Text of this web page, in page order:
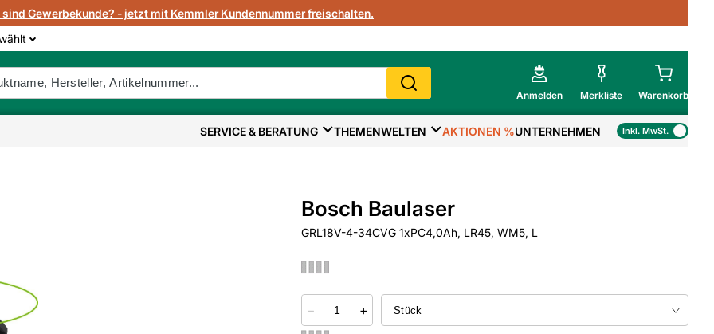
sind Gewerbekunde? - jetzt mit Kemmler Kundennummer freischalten.
Anmelden Merkliste Warenkorb
Mein Warenkorb
Zur Kasse
SERVICE & BERATUNG THEMENWELTEN AKTIONEN %UNTERNEHMEN Inkl. MwSt.
Bosch Baulaser
GRL18V-4-34CVG 1xPC4,0Ah, LR45, WM5, L
− +